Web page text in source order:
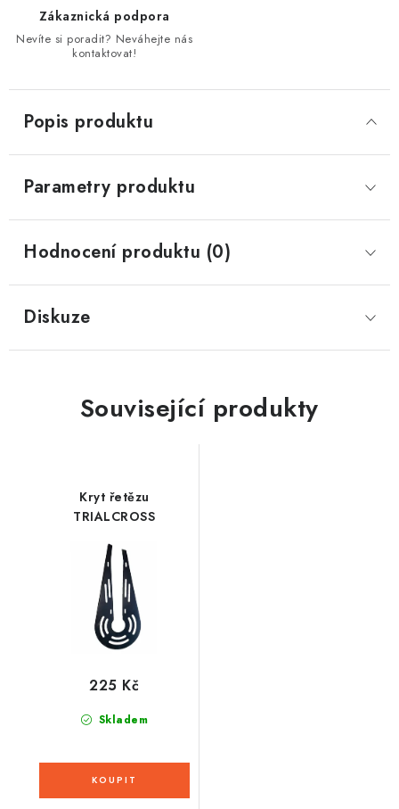
Zákaznická podpora
Nevíte si poradit? Neváhejte nás
kontaktovat!
Popis produktu
Parametry produktu
Hodnocení produktu (0)
Diskuze
Související produkty
Kryt řetězu
TRIALCROSS
Skladem
225 Kč